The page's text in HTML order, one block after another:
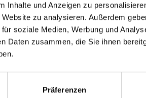
Inhalte und Anzeigen zu
zu analysieren. Außerdem
soziale Medien, Werbung und
Daten zusammen, die Sie ihnen
Präferenzen